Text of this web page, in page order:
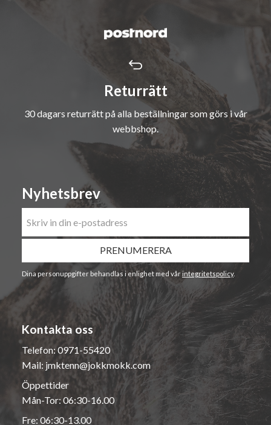
Returrätt
30 dagars returrätt på alla beställningar som görs i vår
webbshop.
Nyhetsbrev
PRENUMERERA
Dina personuppgifter behandlas i enlighet med vårintegritetspolicy.
Kontakta oss
Telefon: 0971-55420
Mail: jmktenn@jokkmokk.com
Öppettider
Mån-Tor: 06:30-16.00
Fre: 06:30-13.00